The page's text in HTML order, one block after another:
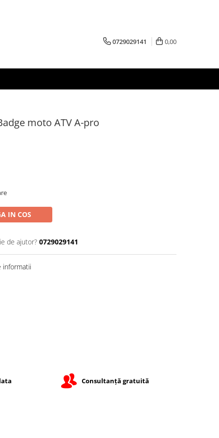
0729029141 0,00
moto ATV A-pro
IN COS
de ajutor? 0729029141
informatii
Consultanță gratuită